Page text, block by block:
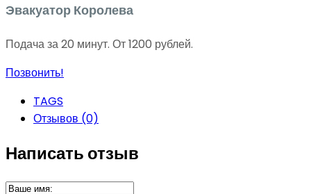
Эвакуатор Королева
Подача за 20 минут. От 1200 рублей.
Позвонить!
TAGS
Отзывов (0)
Написать отзыв